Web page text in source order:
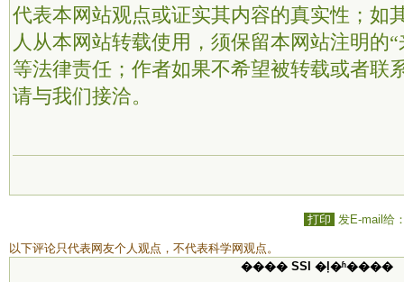
代表本网站观点或证实其内容的真实性；如
人从本网站转载使用，须保留本网站注明的
等法律责任；作者如果不希望被转载或者联
请与我们接洽。
打印 发E-mail给
以下评论只代表网友个人观点，不代表科学网观点。
���� SSI �ļ�ʱ����